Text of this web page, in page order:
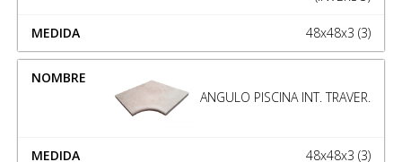
48x48x3 (3)
ANGULO PISCINA INT. TRAVER.
48x48x3 (3)